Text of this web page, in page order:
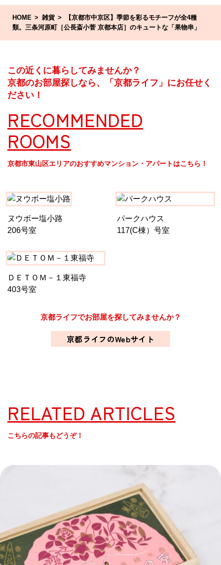
HOME 雑貨
【京都市中京区】季節を彩るモチーフが全4種
類。三条河原町［公長斎小菅 京都本店］のキュートな「果物串」
この近くに暮らしてみませんか？
京都のお部屋探しなら、「京都ライフ」にお任せく
ださい！
RECOMMENDED
ROOMS
京都市東山区エリアのおすすめマンション・アパートはこちら！
ヌウボー塩小路
206号室
パークハウス
117(C棟）号室
ＤＥＴＯＭ－１東福寺
403号室
京都ライフでお部屋を探してみませんか？
京都ライフのWebサイト
RELATED ARTICLES
こちらの記事もどうぞ！